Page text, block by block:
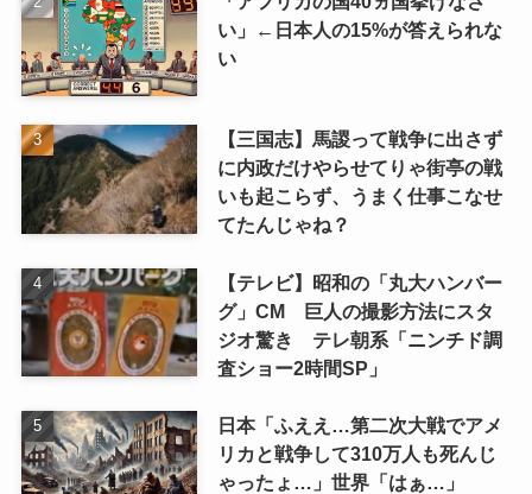
い」←日本人の15%が答えられな
い
【三国志】馬謖って戦争に出さず
に内政だけやらせてりゃ街亭の戦
いも起こらず、うまく仕事こなせ
てたんじゃね？
【テレビ】昭和の「丸大ハンバー
グ」CM 巨人の撮影方法にスタ
ジオ驚き テレ朝系「ニンチド調
査ショー2時間SP」
日本「ふええ…第二次大戦でアメ
リカと戦争して310万人も死んじ
ゃったょ…」世界「はぁ…」